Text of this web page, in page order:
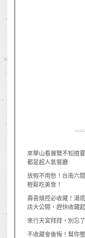
來華山看展覽不知道
都是超人氣餐廳
放假不用愁！台南六
輕鬆吃美食！
壽喜燒控必收藏！湯
店大公開，趕快收藏
來行天宮拜拜，別忘
不收藏會後悔！幫你